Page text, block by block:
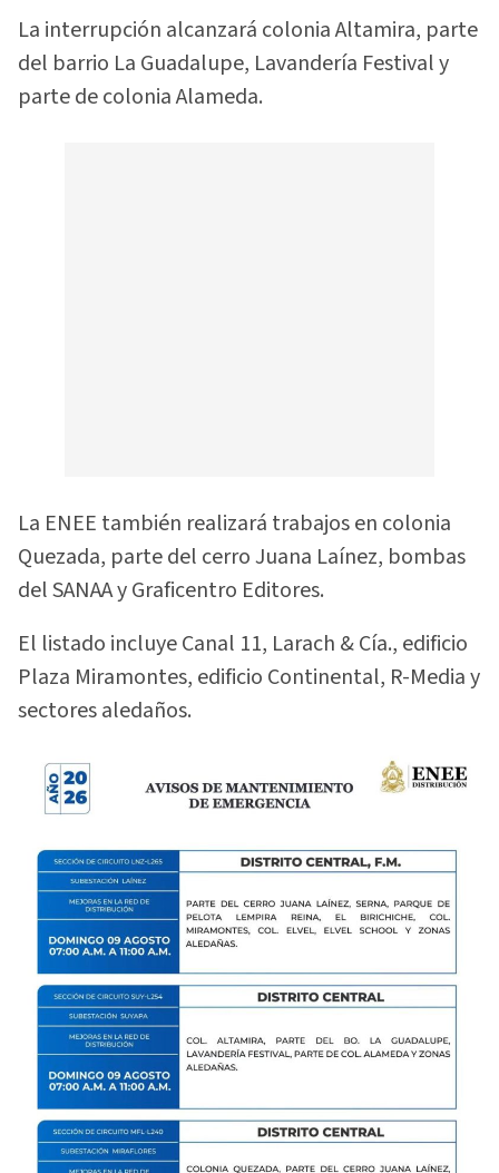
La interrupción alcanzará colonia Altamira, parte
del barrio La Guadalupe, Lavandería Festival y
parte de colonia Alameda.
La ENEE también realizará trabajos en colonia
Quezada, parte del cerro Juana Laínez, bombas
del SANAA y Graficentro Editores.
El listado incluye Canal 11, Larach & Cía., edificio
Plaza Miramontes, edificio Continental, R-Media y
sectores aledaños.